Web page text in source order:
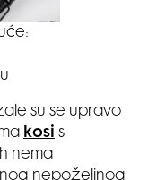
su se upravo
kosi s
nema
nepoželjnog